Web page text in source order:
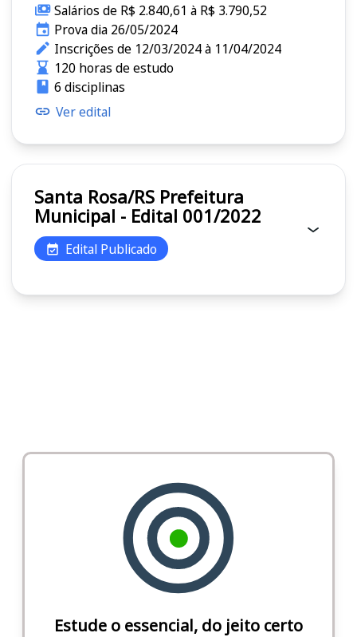
Salários de R$ 2.840,61 à R$ 3.790,52
Prova dia 26/05/2024
Inscrições de 12/03/2024 à 11/04/2024
120 horas de estudo
6 disciplinas
Ver edital
Santa Rosa/RS Prefeitura
Municipal - Edital 001/2022
Edital Publicado
Estude o essencial, do jeito certo